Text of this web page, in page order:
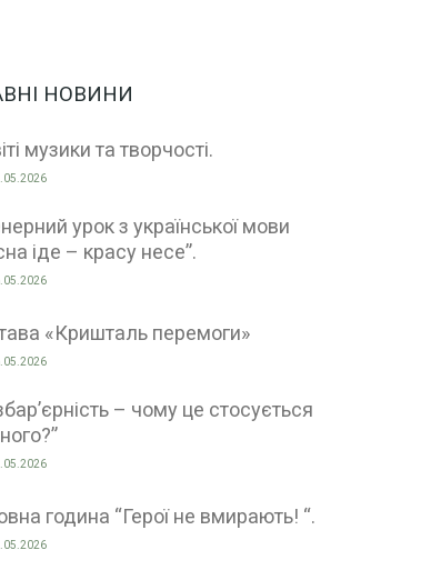
НОВИНИ
музики та творчості.
урок з української мови
іде – красу несе”.
«Кришталь перемоги»
– чому це стосується
година “Герої не вмирають! “.